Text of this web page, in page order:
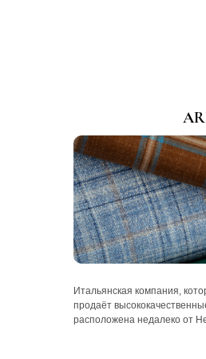
Итальянская компания,
продаёт
расположена недалеко от